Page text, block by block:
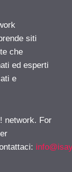
siti
che
ed esperti
e
network. For
: